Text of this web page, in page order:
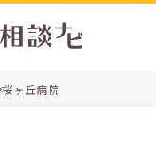
桜ヶ丘病院